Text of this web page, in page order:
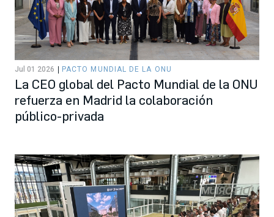
Jul 01 2026 PACTO MUNDIAL DE LA ONU
La CEO global del Pacto Mundial de la ONU
refuerza en Madrid la colaboración
público-privada